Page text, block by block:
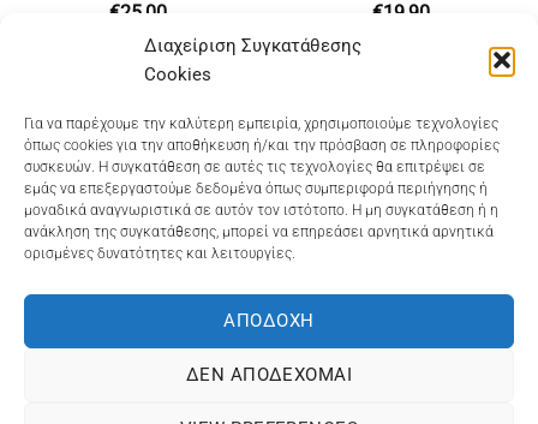
Διαχείριση Συγκατάθεσης
Cookies
Για να παρέχουμε την καλύτερη εμπειρία, χρησιμοποιούμε τεχνολογίες
όπως cookies για την αποθήκευση ή/και την πρόσβαση σε πληροφορίες
συσκευών. Η συγκατάθεση σε αυτές τις τεχνολογίες θα επιτρέψει σε
εμάς να επεξεργαστούμε δεδομένα όπως συμπεριφορά περιήγησης ή
μοναδικά αναγνωριστικά σε αυτόν τον ιστότοπο. Η μη συγκατάθεση ή η
ανάκληση της συγκατάθεσης, μπορεί να επηρεάσει αρνητικά αρνητικά
ορισμένες δυνατότητες και λειτουργίες.
ΑΠΟΔΟΧΉ
ΔΕΝ ΑΠΟΔΈΧΟΜΑΙ
€25,00
€19,90
Dioni Hair Care, Ζυμβρακάκηδων 33, τηλ 28210
91906
Dioni Hair Spa, Κ. Σφακιανάκη 5, τηλ 28210 94712
On
Delivery
ΤΡΟΠΟΙ ΠΛΗΡΩΜΗΣ
ΠΟΛΙΤΙΚΉ ΕΠΙΣΤΡΟΦΏΝ
ΠΟΛΙΤΙΚΉ ΑΠΟΡΡΉΤΟΥ – COOKIES (ΕΕ)